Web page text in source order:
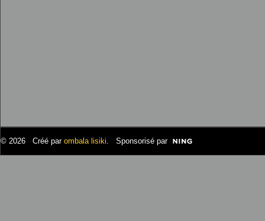
© 2026 Créé par ombala lisiki. Sponsorisé par